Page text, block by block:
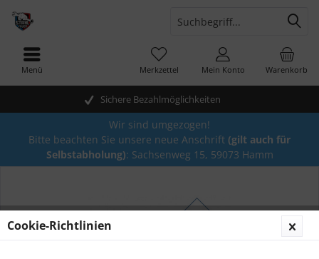
Sichere Bezahlmöglichkeiten
Warenkorb
Merkzettel Mein Konto
Menü
Wir sind umgezogen!
Bitte beachten Sie unsere neue Anschrift (gilt auch für
Selbstabholung): Sachsenweg 15, 59073 Hamm
Cookie-Richtlinien